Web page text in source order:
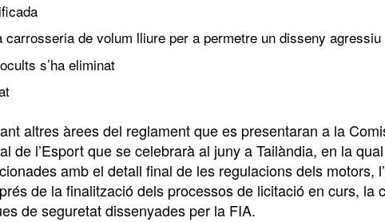
carrosseria de volum lliure per a permetre un disseny agressiu
s’ha eliminat
altres àrees del reglament que es presentaran a la
de l’Esport que se celebrarà al juny a Tailàndia, en la
amb el detall final de les regulacions dels motors,
de la finalització dels processos de licitació en curs, la
de seguretat dissenyades per la FIA.